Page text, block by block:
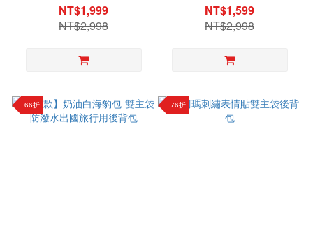
NT$1,999
NT$2,998
NT$1,599
NT$2,998
66折 76折